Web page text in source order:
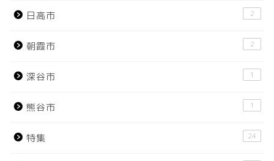
日高市 2
朝霞市 2
深谷市 1
熊谷市 1
特集 24